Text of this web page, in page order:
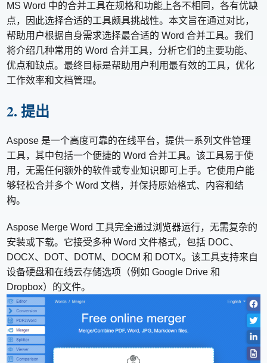
MS Word 中的合并工具在规格和功能上各不相同，各有优缺
点，因此选择合适的工具颇具挑战性。本文旨在通过对比，
帮助用户根据自身需求选择最合适的 Word 合并工具。我们
将介绍几种常用的 Word 合并工具，分析它们的主要功能、
优点和缺点。最终目标是帮助用户利用最有效的工具，优化
工作效率和文档管理。
2. 提出
Aspose 是一个高度可靠的在线平台，提供一系列文件管理
工具，其中包括一个便捷的 Word 合并工具。该工具易于使
用，无需任何额外的软件或专业知识即可上手。它使用户能
够轻松合并多个 Word 文档，并保持原始格式、内容和结
构。
Aspose Merge Word 工具完全通过浏览器运行，无需复杂的
安装或下载。它接受多种 Word 文件格式，包括 DOC、
DOCX、DOT、DOTM、DOCM 和 DOTX。该工具支持来自
设备硬盘和在线云存储选项（例如 Google Drive 和
Dropbox）的文件。